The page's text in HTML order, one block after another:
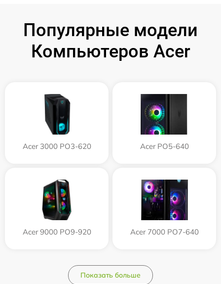
Популярные модели
Компьютеров Acer
Acer 3000 PO3-620 Acer PO5-640
Acer 9000 PO9-920 Acer 7000 PO7-640
Показать больше